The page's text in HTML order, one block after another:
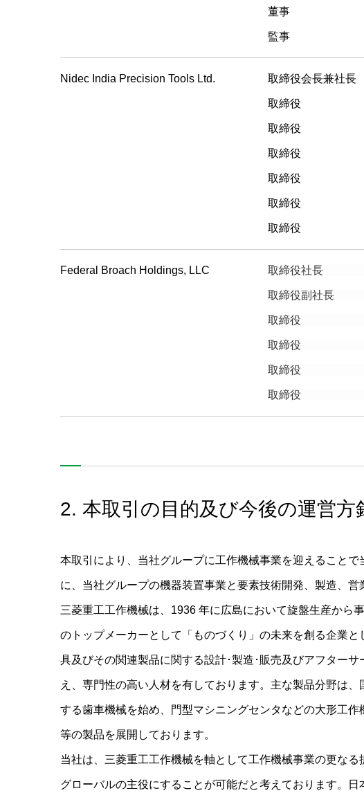
董事 佐
監事 芝
Nidec India Precision Tools Ltd. 取締役会長兼
取締役
取締役
取締役
取締役
取締役
取締役
Federal Broach Holdings, LLC 取締役社長
取締役副社
取締役
取締役
取締役
取締役
2. 本取引の目的及び今後の運営方
本取引により、当社グループに工作機械事業を迎えること
に、当社グループの機器装置事業と要素技術開発、製造、
三菱重工工作機械は、1936 年に広島において旋盤生産から
のトップメーカーとして「ものづくり」の未来を創る企業
具及びその関連製品に関する設計･製造･販売及びアフター
え、専門性の高い人材を有しております。主な製品分野は
する歯車機械を始め、門型マシニングセンタなどの大形工
等の製品を展開しております。
当社は、三菱重工工作機械を軸として工作機械事業の更な
グローバルの主役にすることが可能だと考えております。